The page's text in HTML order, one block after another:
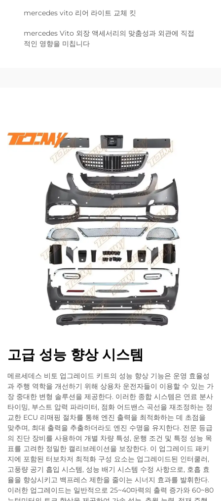
mercedes vito 리어 라이트 교체 킷
mercedes Vito 외장 액세서리의 맞춤성과 외관에 직접
적인 영향을 미칩니다
고급 성능 향상 시스템
메르세데스 비토 업그레이드 키트의 성능 향상 기능은 운영 효율성
과 주행 역학을 개선하기 위해 상용차 운전자들이 이용할 수 있는 가
장 중대한 변형 솔루션을 제공한다. 이러한 종합 시스템은 연료 분사
타이밍, 부스트 압력 파라미터, 점화 어드밴스 곡선을 재조정하는 정
교한 ECU 리매핑 절차를 통해 엔진 출력을 최적화하는 데 초점을
맞추며, 최대 출력을 추출하더라도 엔진 수명을 유지한다. 전문 등급
의 진단 장비를 사용하여 개별 차량 특성, 운행 조건 및 특정 성능 목
표를 고려한 정밀한 캘리브레이션을 보장한다. 이 업그레이드 패키
지에 포함된 터보차저 최적화 구성 요소는 업그레이드된 인터쿨러,
고풍량 공기 흡입 시스템, 성능 배기 시스템 수정 사항으로, 호흡 효
율을 향상시키고 백프레스 제한을 줄이는 시너지 효과를 발휘한다.
이러한 업그레이드는 일반적으로 25~40마력의 출력 증가와 60~80